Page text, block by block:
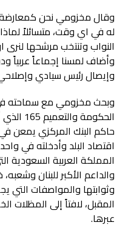
وقال مخزومي نحن
له في اي وقت، متسائلاً
وأضاف لمسنا إجماعاً عربياً
وإيصال رئيس سيادي
حاكم البنك المركزي يمعن
اقتصاد البلد وأدخلته في
المملكة العربية السعودية
والداعم الأكبر للبنان
وثوابتها والمواصفات التي
المقبل، لافتاً إلى المظلات
عبرها.